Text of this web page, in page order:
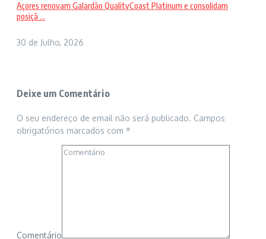
Açores renovam Galardão QualityCoast Platinum e consolidam
posiçã ...
30 de Julho, 2026
Deixe um Comentário
O seu endereço de email não será publicado. Campos
obrigatórios marcados com *
Comentário